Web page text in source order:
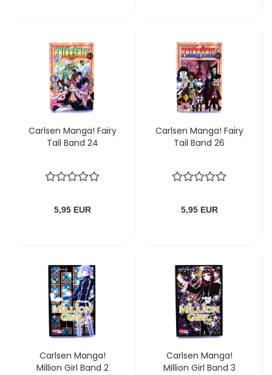
Carlsen Manga! Fairy
Tail Band 24
5,95 EUR
Carlsen Manga! Fairy
Tail Band 26
5,95 EUR
Carlsen Manga!
Million Girl Band 2
Carlsen Manga!
Million Girl Band 3